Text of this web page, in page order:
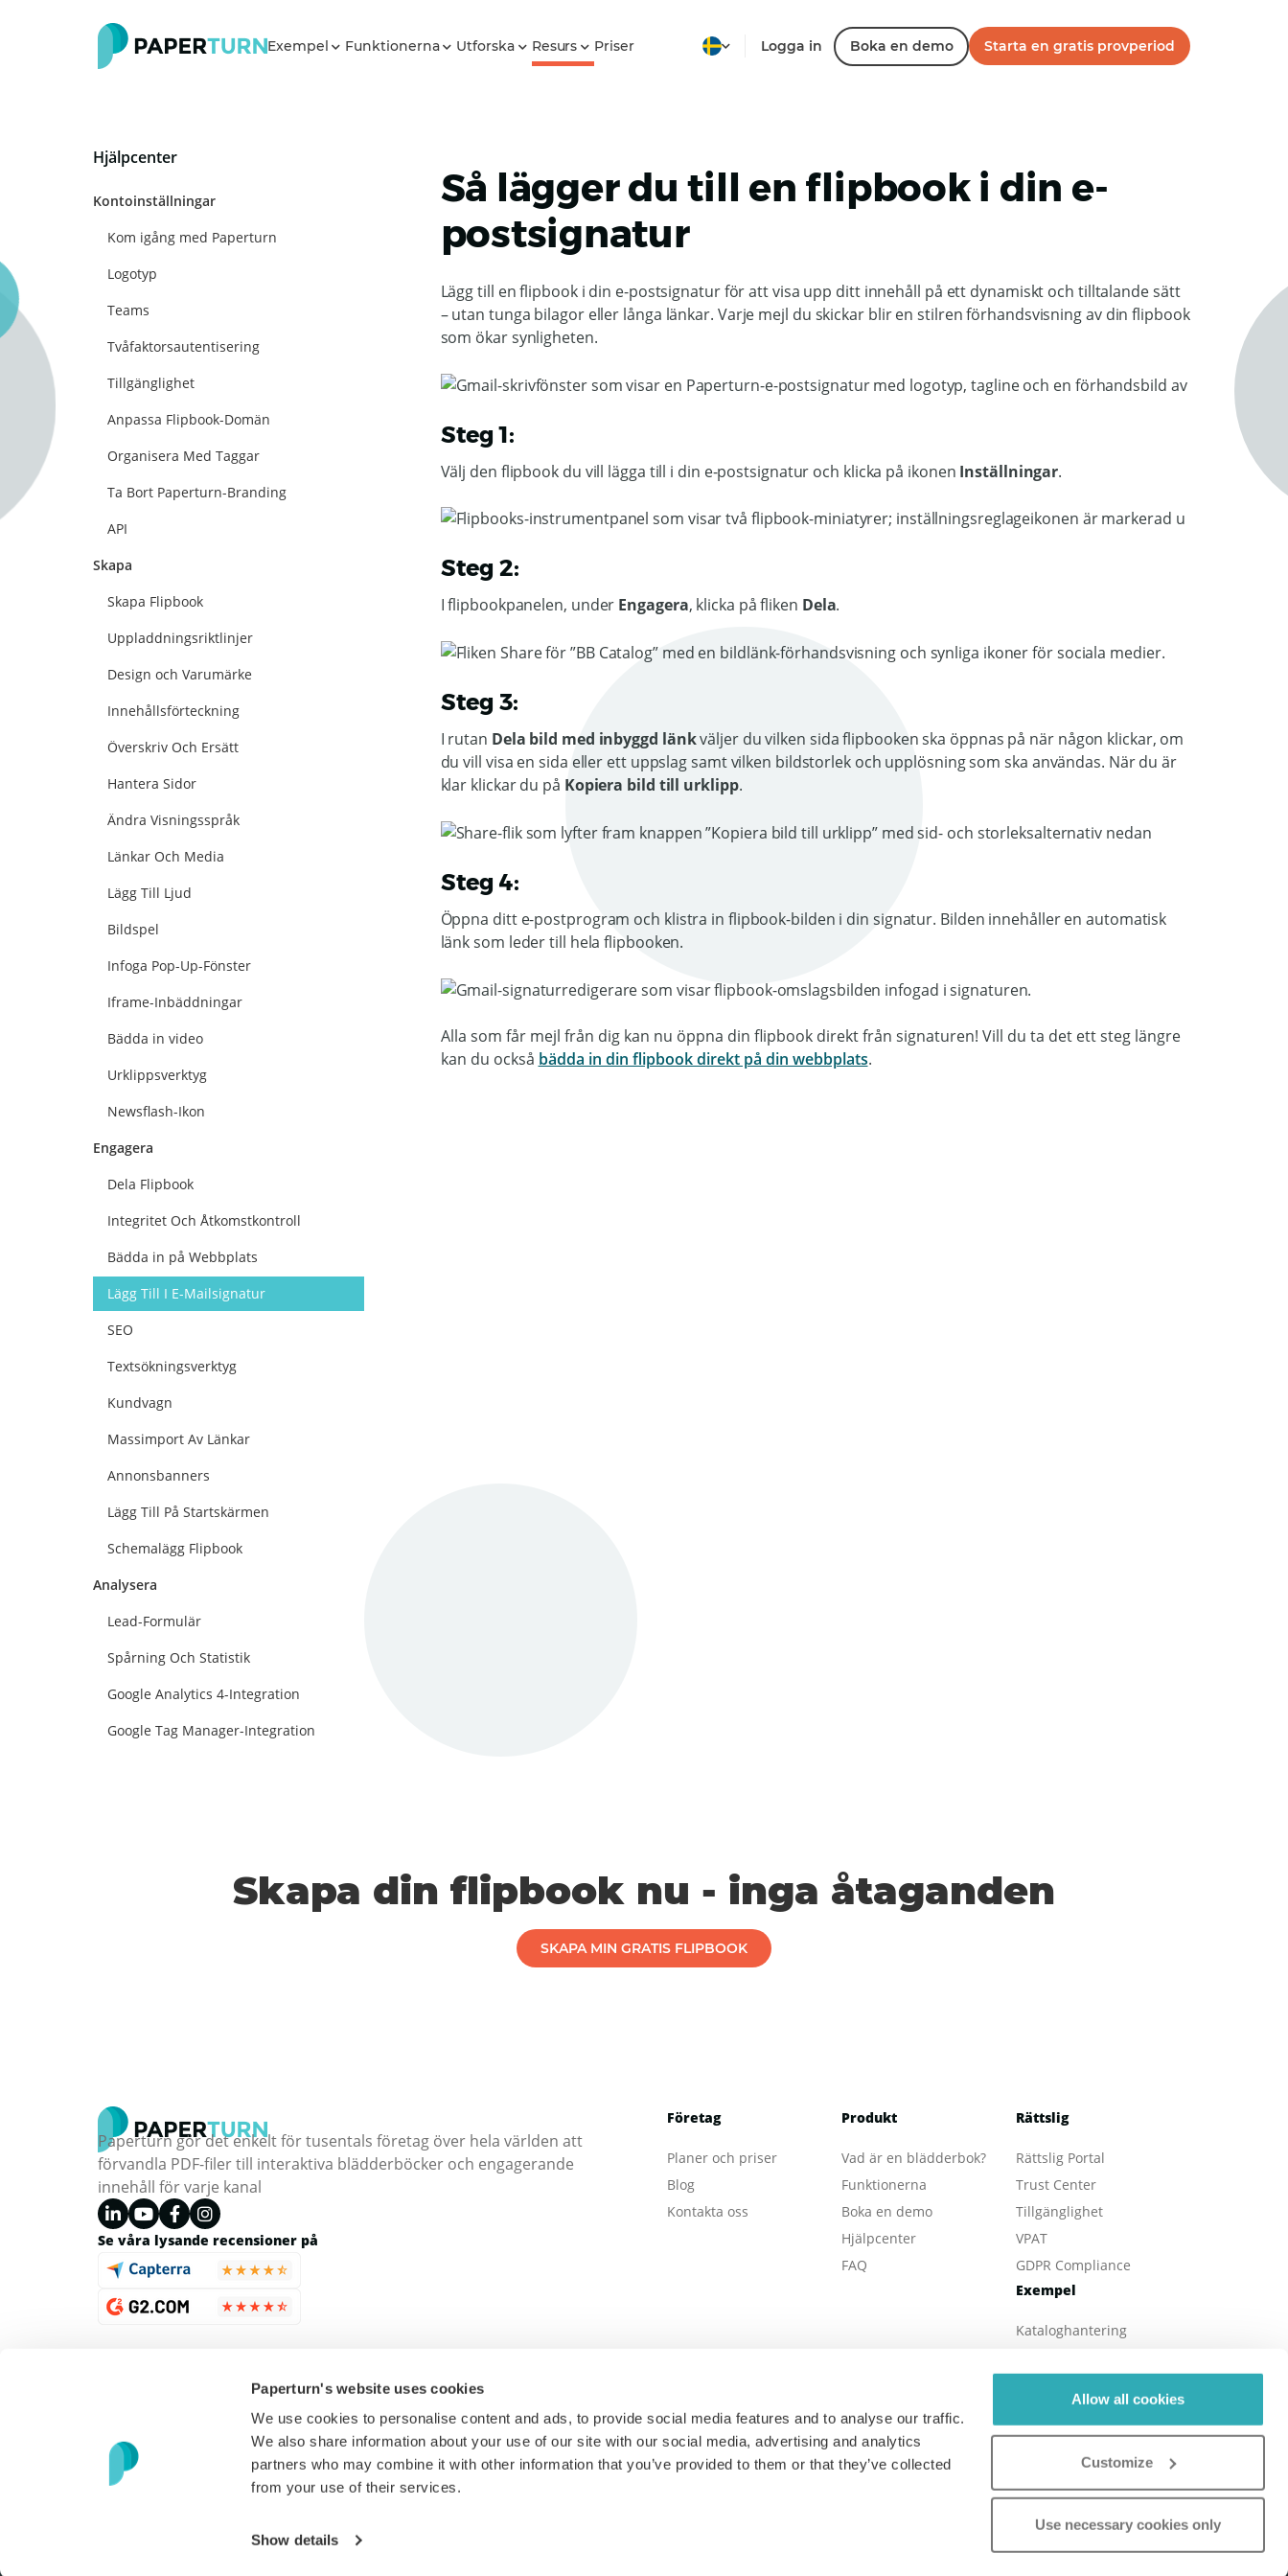
Paperturn's website uses cookies
We use cookies to personalise content and ads, to provide social media features and to analyse our traffic.
We also share information about your use of our site with our social media, advertising and analytics
partners who may combine it with other information that you’ve provided to them or that they’ve collected
from your use of their services.
Show details
Allow all cookies
Customize
Use necessary cookies only
Exempel Funktionerna Utforska Resurs Priser Logga in Boka en demo Starta en gratis provperiod
Hjälpcenter
Kontoinställningar
Kom igång med Paperturn
Logotyp
Teams
Tvåfaktorsautentisering
Tillgänglighet
Anpassa Flipbook-Domän
Organisera Med Taggar
Ta Bort Paperturn-Branding
API
Skapa
Skapa Flipbook
Uppladdningsriktlinjer
Design och Varumärke
Innehållsförteckning
Överskriv Och Ersätt
Hantera Sidor
Ändra Visningsspråk
Länkar Och Media
Lägg Till Ljud
Bildspel
Infoga Pop-Up-Fönster
Iframe-Inbäddningar
Bädda in video
Urklippsverktyg
Newsflash-Ikon
Engagera
Dela Flipbook
Integritet Och Åtkomstkontroll
Bädda in på Webbplats
Lägg Till I E-Mailsignatur
SEO
Textsökningsverktyg
Kundvagn
Massimport Av Länkar
Annonsbanners
Lägg Till På Startskärmen
Schemalägg Flipbook
Analysera
Lead-Formulär
Spårning Och Statistik
Google Analytics 4-Integration
Google Tag Manager-Integration
Så lägger du till en flipbook i din e-
postsignatur
Lägg till en flipbook i din e-postsignatur för att visa upp ditt innehåll på ett dynamiskt och tilltalande sätt
– utan tunga bilagor eller långa länkar. Varje mejl du skickar blir en stilren förhandsvisning av din flipbook
som ökar synligheten.
Steg 1:
Välj den flipbook du vill lägga till i din e-postsignatur och klicka på ikonen Inställningar.
Steg 2:
I flipbookpanelen, under Engagera, klicka på fliken Dela.
Steg 3:
I rutan Dela bild med inbyggd länkväljer du vilken sida flipbooken ska öppnas på när någon klickar, om
du vill visa en sida eller ett uppslag samt vilken bildstorlek och upplösning som ska användas. När du är
klar klickar du på Kopiera bild till urklipp.
Steg 4:
Öppna ditt e-postprogram och klistra in flipbook-bilden i din signatur. Bilden innehåller en automatisk
länk som leder till hela flipbooken.
Alla som får mejl från dig kan nu öppna din flipbook direkt från signaturen! Vill du ta det ett steg längre
kan du också bädda in din flipbook direkt på din webbplats.
Skapa din flipbook nu - inga åtaganden
SKAPA MIN GRATIS FLIPBOOK
Paperturn gör det enkelt för tusentals företag över hela världen att
förvandla PDF-filer till interaktiva blädderböcker och engagerande
innehåll för varje kanal
Se våra lysande recensioner på
Företag
Planer och priser
Blog
Kontakta oss
Produkt
Vad är en blädderbok?
Funktionerna
Boka en demo
Hjälpcenter
FAQ
Rättslig
Rättslig Portal
Trust Center
Tillgänglighet
VPAT
GDPR Compliance
Exempel
Kataloghantering
Fastighet
Online-broschyrer
Digitala rapporters
Onlinemeny